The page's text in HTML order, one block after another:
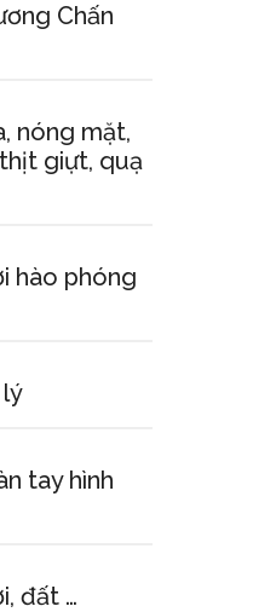
Chấn
nóng mặt,
giựt, quạ
hào phóng
tay hình
đất …